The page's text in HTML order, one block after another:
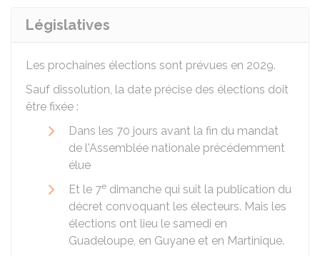
Législatives
Les prochaines élections sont prévues en 2029.
Sauf dissolution, la date précise des élections doit
être fixée :
Dans les 70 jours avant la fin du mandat
de l'Assemblée nationale précédemment
élue
Et le 7e dimanche qui suit la publication du
décret convoquant les électeurs. Mais les
élections ont lieu le samedi en
Guadeloupe, en Guyane et en Martinique.